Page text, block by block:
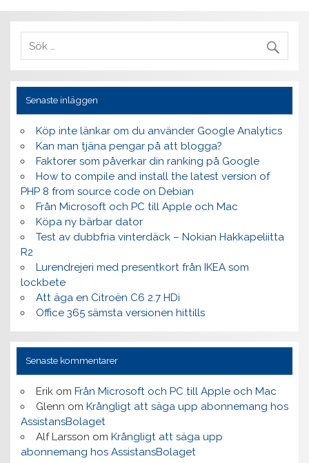
Senaste inläggen
Köp inte länkar om du använder Google Analytics
Kan man tjäna pengar på att blogga?
Faktorer som påverkar din ranking på Google
How to compile and install the latest version of
PHP 8 from source code on Debian
Från Microsoft och PC till Apple och Mac
Köpa ny bärbar dator
Test av dubbfria vinterdäck – Nokian Hakkapeliitta
R2
Lurendrejeri med presentkort från IKEA som
lockbete
Att äga en Citroën C6 2.7 HDi
Office 365 sämsta versionen hittills
Senaste kommentarer
Erikom Från Microsoft och PC till Apple och Mac
Glenn om Krångligt att säga upp abonnemang hos
AssistansBolaget
Alf Larsson om Krångligt att säga upp
abonnemang hos AssistansBolaget